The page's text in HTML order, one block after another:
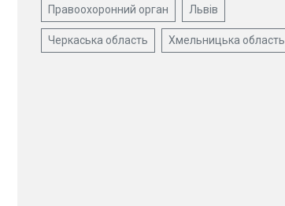
Правоохоронний орган Львів
Черкаська область Хмельницька область